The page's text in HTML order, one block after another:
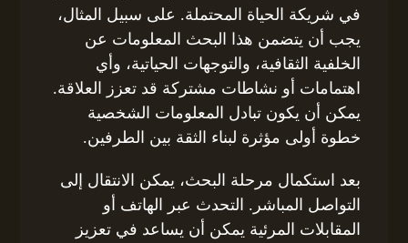
في شريكة الحياة المحتملة. على سبيل المثال،
يجب أن يتضمن هذا البحث المعلومات عن
الخلفية الثقافية، والتوجهات الحياتية، وأي
اهتمامات أو نشاطات مشتركة قد تعزز العلاقة.
يمكن أن يكون تبادل المعلومات الشخصية
خطوة أولى مؤثرة لبناء الثقة بين الطرفين.
بعد استكمال مرحلة البحث، يمكن الانتقال إلى
التواصل المباشر. التحدث عبر الهاتف أو
المقابلات المرئية يمكن أن يساعد في تعزيز